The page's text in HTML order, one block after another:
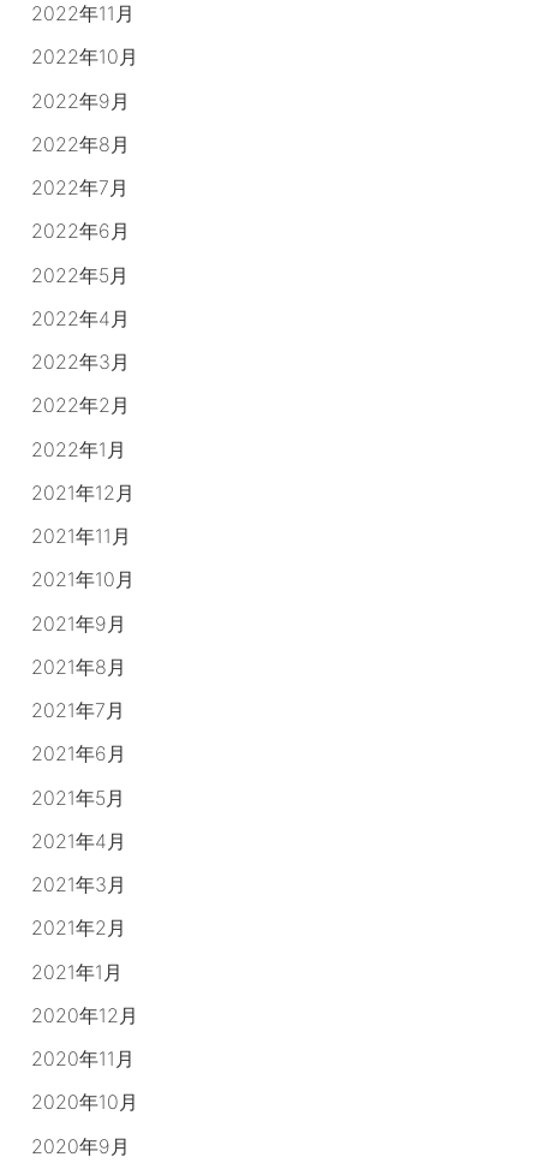
2022年11月
2022年10月
2022年9月
2022年8月
2022年7月
2022年6月
2022年5月
2022年4月
2022年3月
2022年2月
2022年1月
2021年12月
2021年11月
2021年10月
2021年9月
2021年8月
2021年7月
2021年6月
2021年5月
2021年4月
2021年3月
2021年2月
2021年1月
2020年12月
2020年11月
2020年10月
2020年9月